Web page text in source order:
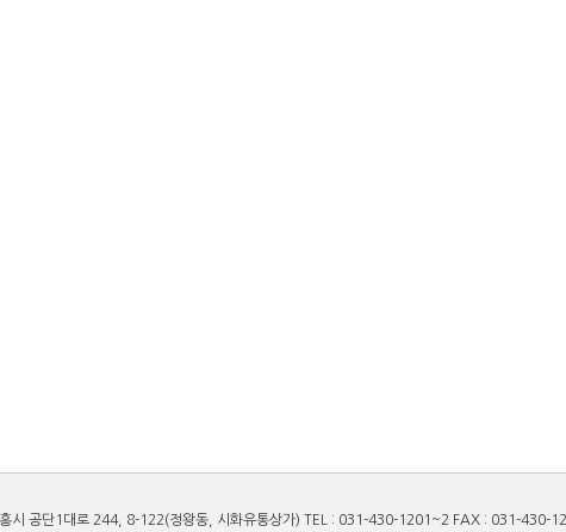
흥시 공단1대로 244, 8-122(정왕동, 시화유통상가) TEL : 031-430-1201~2 FAX : 031-